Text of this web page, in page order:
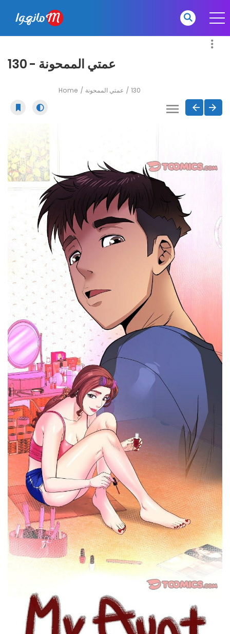
عمتي الممحونة - 130
Home عمتي الممحونة 130